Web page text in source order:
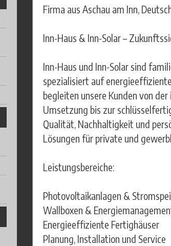
Firma aus Aschau am Inn,
Inn-Haus & Inn-Solar –
Inn-Haus und Inn-Solar sind
spezialisiert auf
begleiten unsere Kunden von
Umsetzung bis zur
Qualität, Nachhaltigkeit und
Lösungen für private und
Leistungsbereiche:
Photovoltaikanlagen &
Wallboxen &
Energieeffiziente Fertighäuser
Planung, Installation und Service